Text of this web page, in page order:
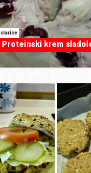
clarice
Proteinski krem